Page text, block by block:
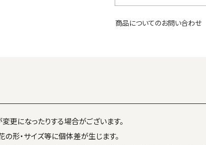
商品についてのお問い合わせ
更になったりする場合がございます。
形・サイズ等に個体差が生じます。